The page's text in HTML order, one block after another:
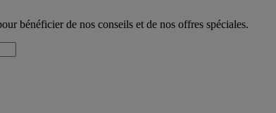
bénéficier de nos conseils et de nos offres spéciales.